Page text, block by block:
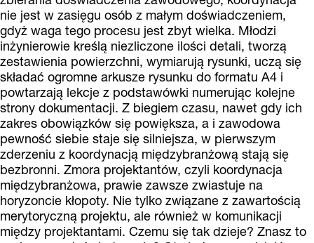
nie jest w zasięgu osób z małym doświadczeniem,
gdyż waga tego procesu jest zbyt wielka. Młodzi
inżynierowie kreślą niezliczone ilości detali, tworzą
zestawienia powierzchni, wymiarują rysunki, uczą się
składać ogromne arkusze rysunku do formatu A4 i
powtarzają lekcje z podstawówki numerując kolejne
strony dokumentacji. Z biegiem czasu, nawet gdy ich
zakres obowiązków się powiększa, a i zawodowa
pewność siebie staje się silniejsza, w pierwszym
zderzeniu z koordynacją międzybranżową stają się
bezbronni. Zmora projektantów, czyli koordynacja
międzybranżowa, prawie zawsze zwiastuje na
horyzoncie kłopoty. Nie tylko związane z zawartością
merytoryczną projektu, ale również w komunikacji
między projektantami. Czemu się tak dzieje? Znasz to